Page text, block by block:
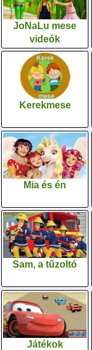
JoNaLu mese
videók
Kerekmese
Mia és én
Sam, a tűzoltó
Játékok